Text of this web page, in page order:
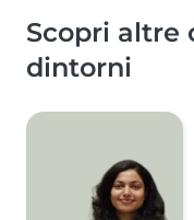
Scopri altre
dintorni